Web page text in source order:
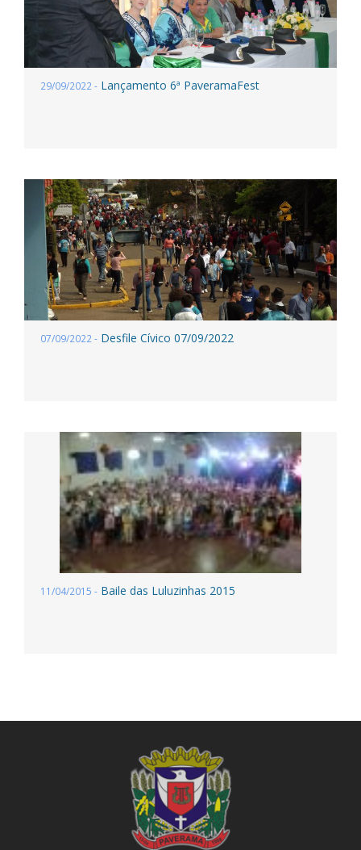
29/09/2022 - Lançamento 6ª PaveramaFest
07/09/2022 - Desfile Cívico 07/09/2022
11/04/2015 - Baile das Luluzinhas 2015